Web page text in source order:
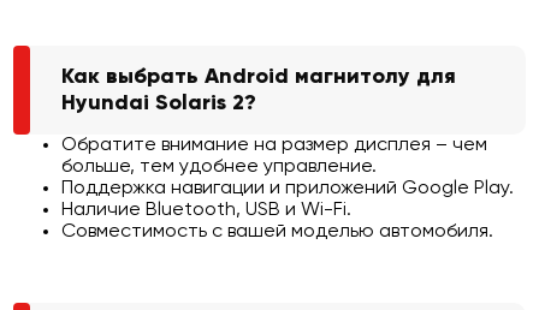
Как выбрать Android магнитолу для
Hyundai Solaris 2?
Обратите внимание на размер дисплея – чем
больше, тем удобнее управление.
Поддержка навигации и приложений Google Play.
Наличие Bluetooth, USB и Wi-Fi.
Совместимость с вашей моделью автомобиля.